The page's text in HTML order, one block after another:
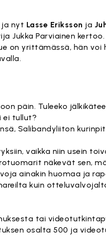
ja nyt Lasse Eriksson ja
Jukka Parviainen kertoo.
on yrittämässä, hän
päin. Tuleeko
ei tullut?
Salibandyliiton
vaikka niin usein
näkevät sen,
ainakin huomaa ja
kuin
tai
osalta 500 ja